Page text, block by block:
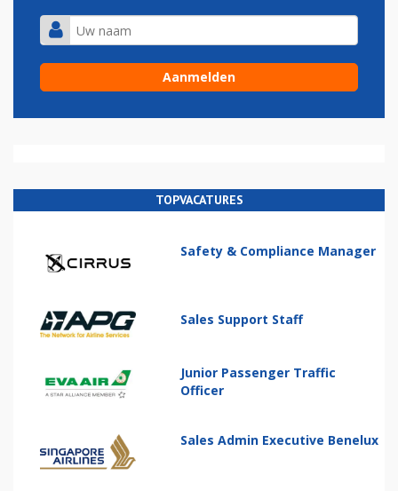
TOPVACATURES
Safety & Compliance Manager
Sales Support Staff
Junior Passenger Traffic
Officer
Sales Admin Executive Benelux